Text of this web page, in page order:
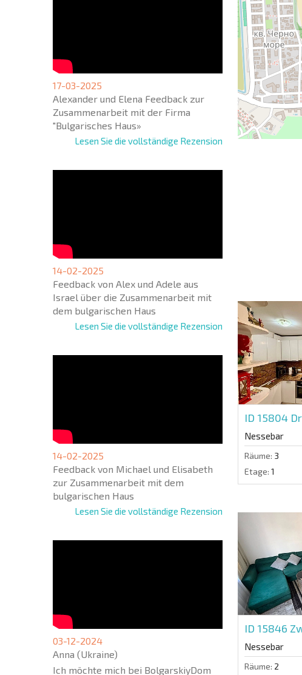
17-03-2025
Alexander und Elena Feedback zur
Zusammenarbeit mit der Firma
"Bulgarisches Haus»
Lesen Sie die vollständige Rezension
14-02-2025
Feedback von Alex und Adele aus
Israel über die Zusammenarbeit mit
dem bulgarischen Haus
Lesen Sie die vollständige Rezension
14-02-2025
Feedback von Michael und Elisabeth
zur Zusammenarbeit mit dem
bulgarischen Haus
Lesen Sie die vollständige Rezension
03-12-2024
Anna (Ukraine)
Ich möchte mich bei BolgarskiyDom
* Benötigte Felder
ID 15804
Nessebar
Räume: 3
Etage: 1
ID 15846
Nessebar
Räume: 2